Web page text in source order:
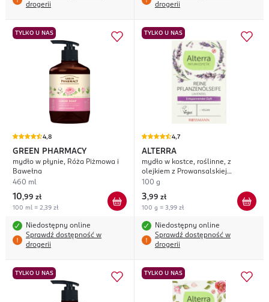
drogerii
drogerii
TYLKO U NAS
4,8
GREEN PHARMACY
mydło w płynie, Róża Piżmowa i
Bawełna
460 ml
10,99 zł
100 ml = 2,39 zł
Niedostępny online
Sprawdź dostępność w
drogerii
TYLKO U NAS
4,7
ALTERRA
mydło w kostce, roślinne, z
olejkiem z Prowansalskiej
Lawendy
100 g
3,99 zł
100 g = 3,99 zł
Niedostępny online
Sprawdź dostępność w
drogerii
TYLKO U NAS TYLKO U NAS